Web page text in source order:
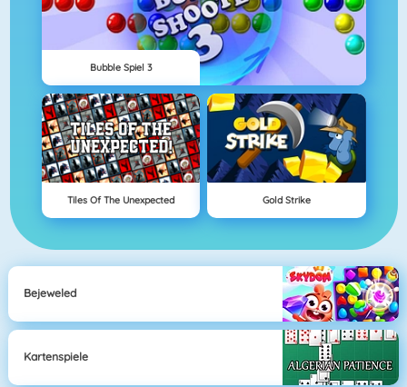
Bubble Spiel 3
Tiles Of The Unexpected Gold Strike
Bejeweled
Kartenspiele